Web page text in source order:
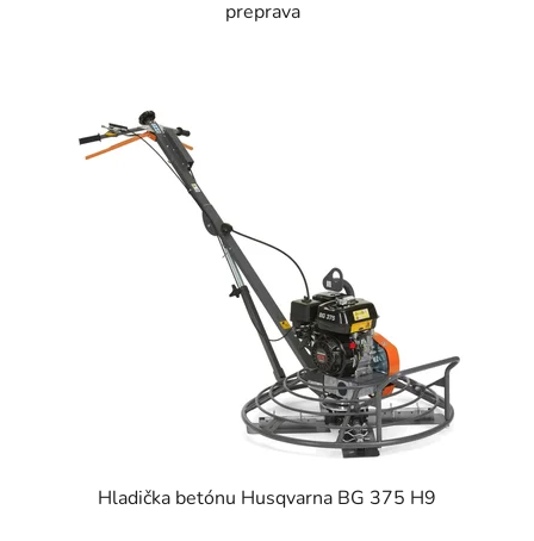
preprava
Hladička betónu Husqvarna BG 375 H9